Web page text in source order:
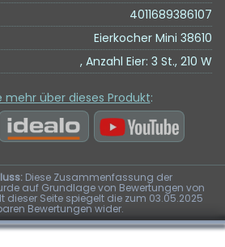
4011689386107
Eierkocher Mini 38610
, Anzahl Eier: 3 St., 210 W
mehr über dieses Produkt:
Diese Zusammenfassung der
auf Grundlage von Bewertungen von
dieser Seite spiegelt die zum 03.05.2025
Bewertungen wider.